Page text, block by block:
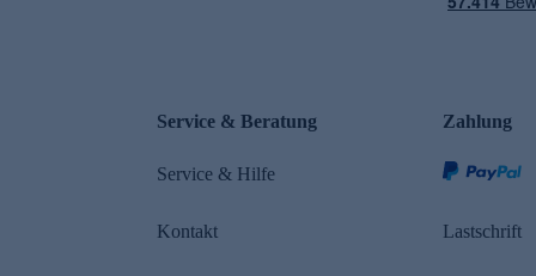
Service & Beratung
Service & Hilfe
Kontakt
Zahlung
Lastschrift